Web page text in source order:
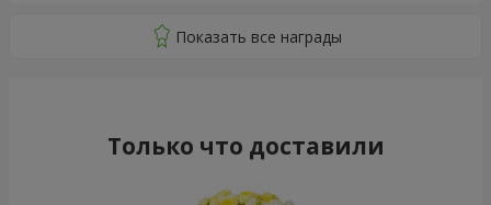
Только что доставили